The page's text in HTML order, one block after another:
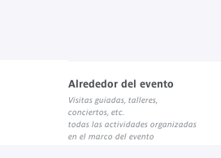
Alrededor del evento
Visitas guiadas, talleres,
conciertos, etc.
todas las actividades organizadas
en el marco del evento